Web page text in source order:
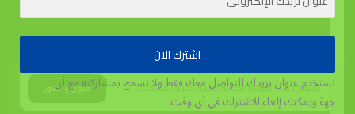
يستخدم هذا الموقع الكوكيز لتحسين تجربة المستخدم. قبول وإغلاق
اشترك الآن
نستخدم عنوان بريدك للتواصل معك فقط ولا نسمح بمشاركته مع أي
جهةويمكنك إلغاء الاشتراك في أي وقت